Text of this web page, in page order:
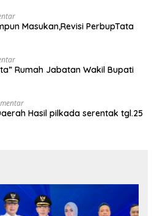
Masukan,Revisi PerbupTata
Rumah Jabatan Wakil Bupati
Hasil pilkada serentak tgl.25